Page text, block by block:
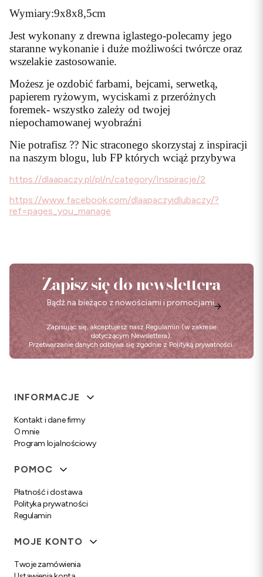
Wymiary:9x8x8,5cm
Jest wykonany z drewna iglastego-polecamy jego
staranne wykonanie i duże możliwości twórcze oraz
wszelakie zastosowanie.
Możesz je ozdobić farbami, bejcami, serwetką,
papierem ryżowym, wyciskami z przeróżnych
foremek- wszystko zależy od twojej
niepochamowanej wyobraźni
Nie potrafisz ?? Nic straconego skorzystaj z inspiracji
na naszym blogu, lub FP których wciąż przybywa
https://dlaapaczy.pl/pl/n/category/Inspiracje/2
https://www.facebook.com/dlaapaczyidlubaczy/?
ref=pages_you_manage
Zapisz się do newslettera
Bądź na bieżąco z nowościami i promocjami.
Zapisując się, akceptujesz nasz Regulamin (w zakresie
dotyczącym Newslettera).
Przetwarzanie danych odbywa się zgodnie z Polityką prywatności.
Linki w stopce
INFORMACJE
Kontakt i dane firmy
O mnie
Program lojalnościowy
POMOC
Płatność i dostawa
Polityka prywatności
Regulamin
MOJE KONTO
Twoje zamówienia